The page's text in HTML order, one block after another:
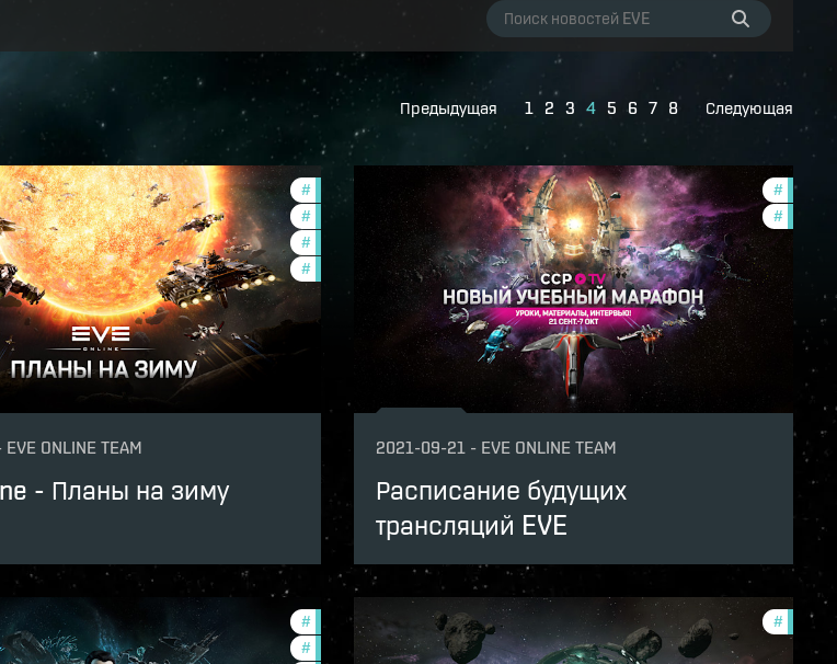
Предыдущая 1 2 3 4 5 6 7 8 Следующая
#new-dawn-2021-quadrant-4
#development-updates
#community
#ccptv
EVE ONLINE TEAM
- Планы на зиму
#ccptv
#
2021-09-21 - EVE ONLINE TEAM
Расписание будущих
трансляций EVE
2
#foundation-2021-quadrant-2
#in-game-events
#ccptv